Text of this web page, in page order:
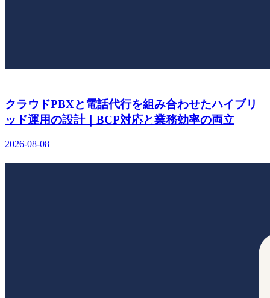
クラウドPBXと電話代行を組み合わせたハイブリ
ッド運用の設計｜BCP対応と業務効率の両立
2026-08-08